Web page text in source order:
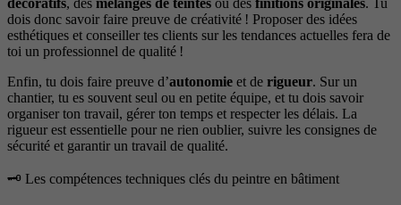
dois donc savoir faire preuve de créativité ! Proposer des idées
esthétiques et conseiller tes clients sur les tendances actuelles fera de
toi un professionnel de qualité !
Enfin, tu dois faire preuve d’autonomie et de rigueur. Sur un
chantier, tu es souvent seul ou en petite équipe, et tu dois savoir
organiser ton travail, gérer ton temps et respecter les délais. La
rigueur est essentielle pour ne rien oublier, suivre les consignes de
sécurité et garantir un travail de qualité.
🗝️ Les compétences techniques clés du peintre en bâtiment